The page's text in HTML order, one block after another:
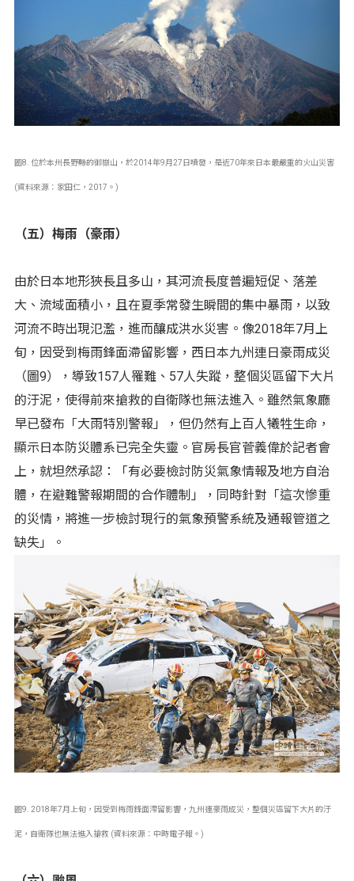
圖8. 位於本州長野縣的御嶽山，於2014年9月27日噴發，是近70年來日本最嚴重的火山災害
(資料來源：家田仁，2017。)
（五）梅雨（豪雨）
由於日本地形狹長且多山，其河流長度普遍短促、落差
大、流域面積小，且在夏季常發生瞬間的集中暴雨，以致
河流不時出現氾濫，進而釀成洪水災害。像2018年7月上
旬，因受到梅雨鋒面滯留影響，西日本九州連日豪雨成災
（圖9），導致157人罹難、57人失蹤，整個災區留下大片
的汙泥，使得前來搶救的自衛隊也無法進入。雖然氣象廳
早已發布「大雨特別警報」，但仍然有上百人犧牲生命，
顯示日本防災體系已完全失靈。官房長官菅義偉於記者會
上，就坦然承認：「有必要檢討防災氣象情報及地方自治
體，在避難警報期間的合作體制」，同時針對「這次慘重
的災情，將進一步檢討現行的氣象預警系統及通報管道之
缺失」。
圖9. 2018年7月上旬，因受到梅雨鋒面滯留影響，九州連豪雨成災，整個災區留下大片的汙
泥，自衛隊也無法進入搶救 (資料來源：中時電子報。)